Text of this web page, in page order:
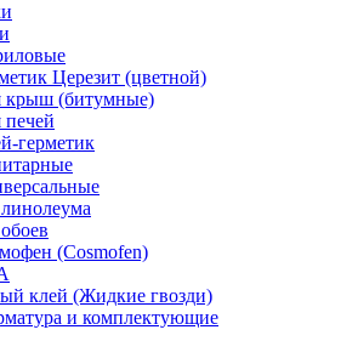
Церезит (цветной)
крыш (битумные)
печей
герметик
(Cosmofen)
клей (Жидкие гвозди)
и комплектующие